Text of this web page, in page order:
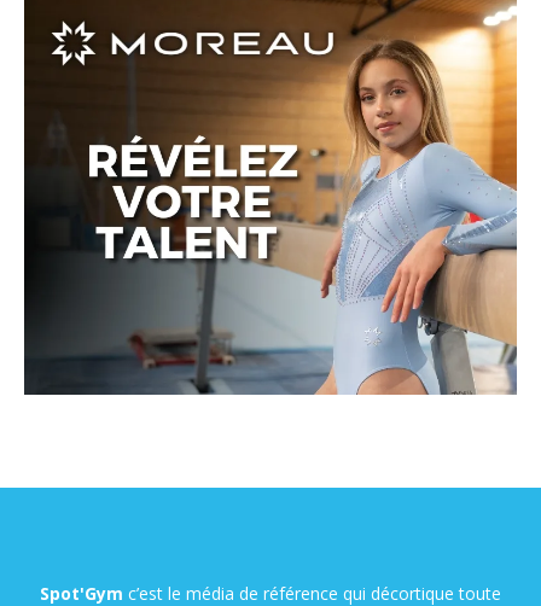
Spot'Gym c’est le média de référence qui décortique toute